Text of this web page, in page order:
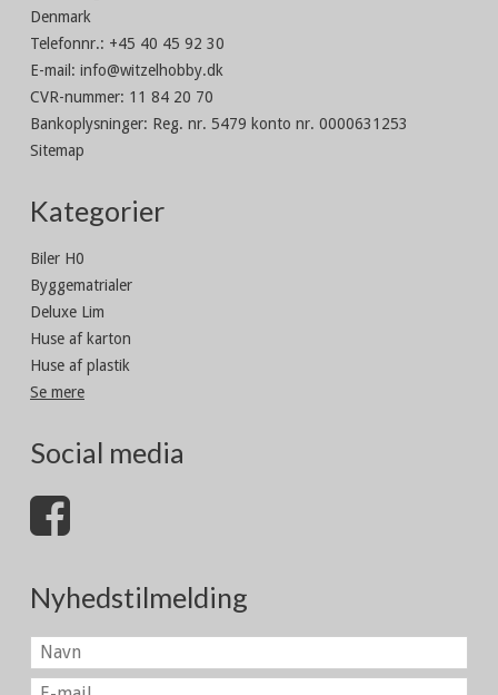
Denmark
Telefonnr.: +45 40 45 92 30
E-mail : info@witzelhobby.dk
CVR-nummer: 11 84 20 70
Bankoplysninger: Reg. nr. 5479 konto nr. 0000631253
Sitemap
Kategorier
Biler H0
Byggematrialer
Deluxe Lim
Huse af karton
Huse af plastik
Se mere
Social media
Nyhedstilmelding